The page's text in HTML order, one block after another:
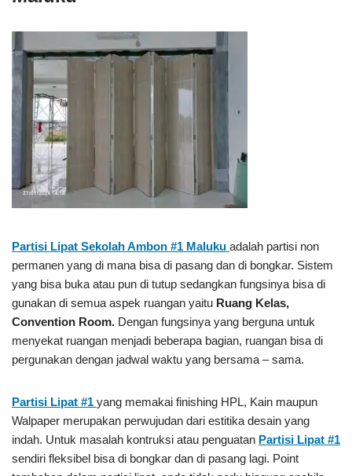
Partisi Lipat Sekolah Ambon #1 Maluku adalah partisi non
permanen yang di mana bisa di pasang dan di bongkar. Sistem
yang bisa buka atau pun di tutup sedangkan fungsinya bisa di
gunakan di semua aspek ruangan yaitu Ruang Kelas,
Convention Room. Dengan fungsinya yang berguna untuk
menyekat ruangan menjadi beberapa bagian, ruangan bisa di
pergunakan dengan jadwal waktu yang bersama – sama.
Partisi Lipat #1 yang memakai finishing HPL, Kain maupun
Walpaper merupakan perwujudan dari estitika desain yang
indah. Untuk masalah kontruksi atau penguatan Partisi Lipat #1
sendiri fleksibel bisa di bongkar dan di pasang lagi. Point